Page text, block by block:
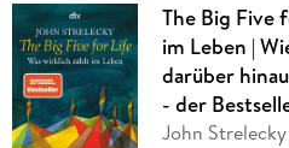
The Big Five
im Leben |
darüber
- der
John Strelecky